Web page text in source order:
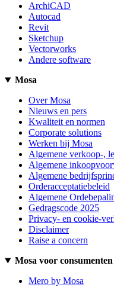
ArchiCAD
Autocad
Revit
Sketchup
Vectorworks
Andere software
Mosa
Over Mosa
Nieuws en pers
Kwaliteit en normen
Corporate solutions
Werken bij Mosa
Algemene verkoop-,
Algemene
Algemene
Orderacceptatiebeleid
Algemene
Gedragscode 2025
Privacy- en cookie-
Disclaimer
Raise a concern
Mosa voor consumenten
Mero by Mosa